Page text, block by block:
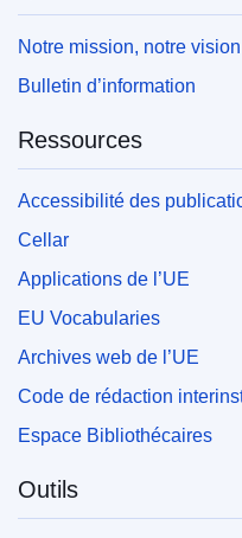
Notre mission, notre
Bulletin d’information
Ressources
Accessibilité des
Cellar
Applications de l’UE
EU Vocabularies
Archives web de l’UE
Code de rédaction
Espace Bibliothécaires
Outils